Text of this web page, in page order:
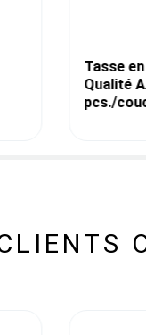
Tasse
Qualité
pcs./